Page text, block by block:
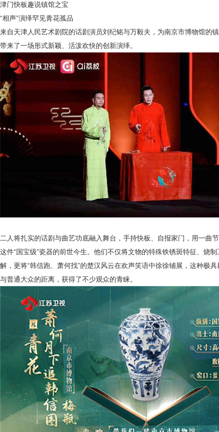
津门快板趣说镇馆之宝
“相声”演绎罕见青花孤品
来自天津人民艺术剧院的话剧演员刘纪铭与万毅夫，为南京市博物馆的
带来了一场形式新颖、活泼欢快的创新演绎。
二人将扎实的话剧与曲艺功底融入舞台，手持快板、自报家门，用一曲
这件“国宝级”瓷器的前世今生。他们不仅将文物的特殊铁锈斑特征、烧
解，更将“韩信跑、萧何找”的楚汉风云在欢声笑语中徐徐铺展，这种极
与普通大众的距离，获得了不少观众的青睐。